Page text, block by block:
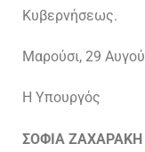
Κυβερνήσεως.
Μαρούσι, 29
Η Υπουργός
ΣΟΦΙΑ ΖΑΧΑΡΑΚΗ